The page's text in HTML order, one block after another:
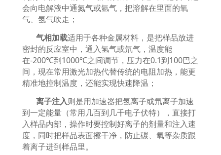
会向电解液中通氮气或氩气，把溶解在里面的氧
气、氢气吹走；
气相加载适用于各种金属材料，是把样品放进
密封的反应室中，通入氢气或氘气，温度能
在-200℃到1000℃之间调节，压力在0.1到100巴之
间，现在常用激光加热代替传统的电阻加热，能更
精准地控制温度，还能实现快速降温；
离子注入则是用加速器把氢离子或氘离子加速
到一定能量（常用几百到几千电子伏特），直接打
入样品内部，操作时要控制好离子的剂量和注入速
度，同时把样品表面擦干净，防止碳、氧等杂质跟
着离子进到样品里。